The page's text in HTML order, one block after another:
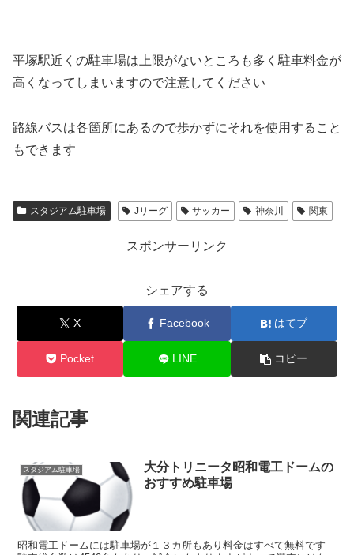
平塚駅近くの駐車場は上限がないところも多く駐車料金が
高くなってしまいますので注意してください
路線バスは各箇所にあるので歩かずにそれを使用すること
もできます
スタジアム駐車場 Jリーグ サッカー 神奈川 関東
スポンサーリンク
シェアする
X Facebook はてブ
Pocket LINE コピー
関連記事
スタジアム駐車場
大分トリニータ昭和電工ドームの
おすすめ駐車場
昭和電工ドームには駐車場が１３カ所もあり料金はすべて無料です